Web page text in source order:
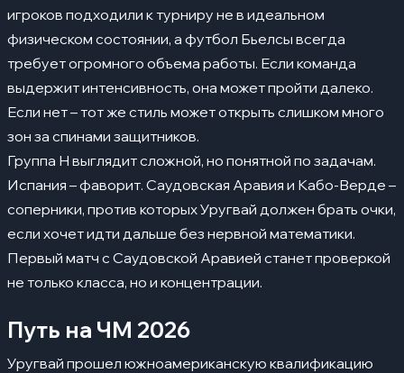
игроков подходили к турниру не в идеальном
физическом состоянии, а футбол Бьелсы всегда
требует огромного объема работы. Если команда
выдержит интенсивность, она может пройти далеко.
Если нет – тот же стиль может открыть слишком много
зон за спинами защитников.
Группа H выглядит сложной, но понятной по задачам.
Испания – фаворит. Саудовская Аравия и Кабо-Верде –
соперники, против которых Уругвай должен брать очки,
если хочет идти дальше без нервной математики.
Первый матч с Саудовской Аравией станет проверкой
не только класса, но и концентрации.
Путь на ЧМ 2026
Уругвай прошел южноамериканскую квалификацию